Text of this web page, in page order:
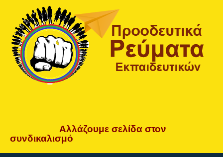
Αλλάζουμε σελίδα στον
συνδικαλισμό